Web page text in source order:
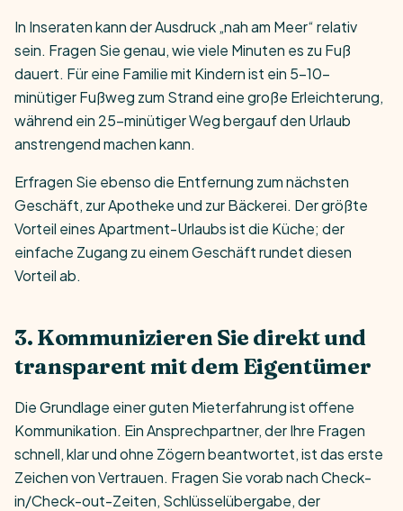
In Inseraten kann der Ausdruck „nah am Meer“ relativ
sein. Fragen Sie genau, wie viele Minuten es zu Fuß
dauert. Für eine Familie mit Kindern ist ein 5–10-
minütiger Fußweg zum Strand eine große Erleichterung,
während ein 25-minütiger Weg bergauf den Urlaub
anstrengend machen kann.
Erfragen Sie ebenso die Entfernung zum nächsten
Geschäft, zur Apotheke und zur Bäckerei. Der größte
Vorteil eines Apartment-Urlaubs ist die Küche; der
einfache Zugang zu einem Geschäft rundet diesen
Vorteil ab.
3. Kommunizieren Sie direkt und
transparent mit dem Eigentümer
Die Grundlage einer guten Mieterfahrung ist offene
Kommunikation. Ein Ansprechpartner, der Ihre Fragen
schnell, klar und ohne Zögern beantwortet, ist das erste
Zeichen von Vertrauen. Fragen Sie vorab nach Check-
in/Check-out-Zeiten, Schlüsselübergabe, der